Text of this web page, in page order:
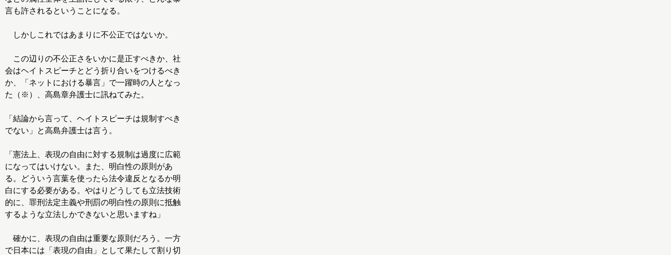
言も許されるということになる。
しかしこれではあまりに不公正ではないか。
この辺りの不公正さをいかに是正すべきか、社
会はヘイトスピーチとどう折り合いをつけるべき
か、「ネットにおける暴言」で一躍時の人となっ
た（※）、高島章弁護士に訊ねてみた。
「結論から言って、ヘイトスピーチは規制すべき
でない」と高島弁護士は言う。
「憲法上、表現の自由に対する規制は過度に広範
になってはいけない。また、明白性の原則があ
る。どういう言葉を使ったら法令違反となるか明
白にする必要がある。やはりどうしても立法技術
的に、罪刑法定主義や刑罰の明白性の原則に抵触
するような立法しかできないと思いますね」
確かに、表現の自由は重要な原則だろう。一方
で日本には「表現の自由」として果たして割り切